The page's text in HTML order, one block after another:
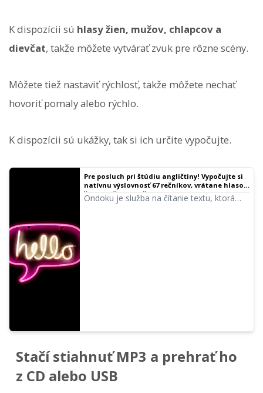
K dispozícii sú hlasy žien, mužov, chlapcov a
dievčat, takže môžete vytvárať zvuk pre rôzne scény.
Môžete tiež nastaviť rýchlosť, takže môžete nechať
hovoriť pomaly alebo rýchlo.
K dispozícii sú ukážky, tak si ich určite vypočujte.
Pre posluch pri štúdiu angličtiny! Vypočujte si
natívnu výslovnosť 67 rečníkov, vrátane hlasov
žien, mužov, dievčat a chlapcov! | Softvér na
čítanie textu Ondoku
Ondoku je služba na čítanie textu, ktorá
Stačí stiahnuť MP3 a prehrať ho
z CD alebo USB